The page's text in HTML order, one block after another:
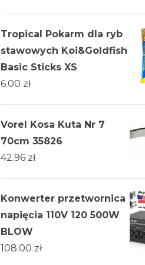
Tropical Pokarm dla ryb
stawowych Koi&Goldfish
Basic Sticks XS
6.00 zł
Vorel Kosa Kuta Nr 7
70cm 35826
42.96 zł
Konwerter przetwornica
napięcia 110V 120 500W
BLOW
108.00 zł